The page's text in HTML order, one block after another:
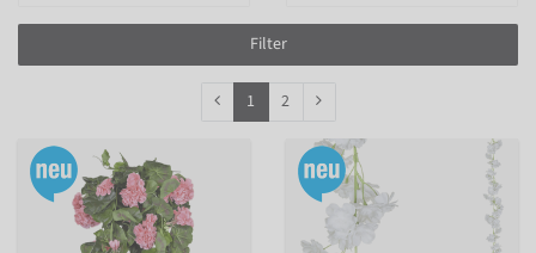
Filter
1 2